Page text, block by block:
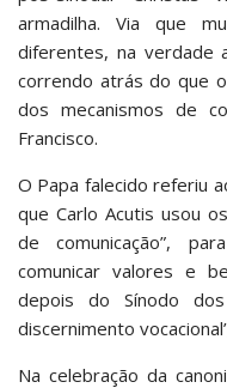
armadilha. Via que
diferentes, na verdade
correndo atrás do que
dos mecanismos de
Francisco.
O Papa falecido referiu
que Carlo Acutis usou
de comunicação”,
comunicar valores e
depois do Sínodo
discernimento
Na celebração da